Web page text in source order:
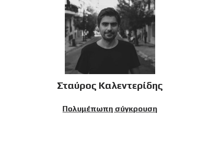
Σταύρος Καλεντερίδης
Πολυμέπωπη σύγκρουση